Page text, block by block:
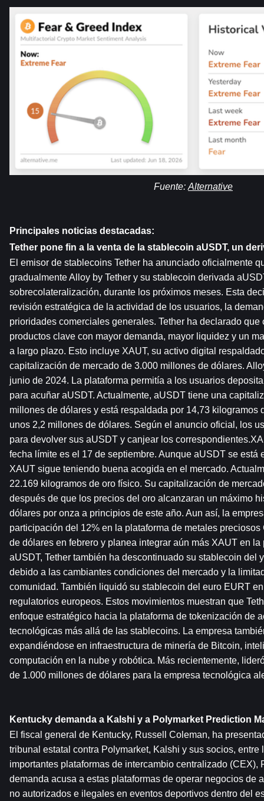
Fuente: Alternative
Principales noticias destacadas:
Tether pone fin a la venta de la stablecoin aUSDT, un
El emisor de stablecoins Tether ha anunciado oficialmente
gradualmente Alloy by Tether y su stablecoin derivada
sobrecolateralización, durante los próximos meses. Esta
revisión estratégica de la actividad de los usuarios, la
prioridades comerciales generales. Tether ha declarado que
productos clave con mayor demanda, mayor liquidez y un
a largo plazo. Esto incluye XAUT, su activo digital
capitalización de mercado de 3.000 millones de dólares.
junio de 2024. La plataforma permitía a los usuarios
para acuñar aUSDT. Actualmente, aUSDT tiene una
millones de dólares y está respaldada por 14,73 kilogramos
unos 2,2 millones de dólares. Según el anuncio oficial, los
para devolver sus aUSDT y canjear los
fecha límite es el 17 de septiembre. Aunque aUSDT se está
XAUT sigue teniendo buena acogida en el mercado.
22.169 kilogramos de oro físico. Su capitalización de
después de que los precios del oro alcanzaran un máximo
dólares por onza a principios de este año. Aun así, la
participación del 12% en la plataforma de metales
de dólares en febrero y planea integrar aún más XAUT en la
aUSDT, Tether también ha descontinuado su stablecoin del
debido a las cambiantes condiciones del mercado y la
comunidad. También liquidó su stablecoin del euro EURT
regulatorios europeos. Estos movimientos muestran que
enfoque estratégico hacia la plataforma de tokenización de
tecnológicas más allá de las stablecoins. La empresa
expandiéndose en infraestructura de minería de Bitcoin,
computación en la nube y robótica. Más recientemente,
de 1.000 millones de dólares para la empresa tecnológica
Kentucky demanda a Kalshi y a Polymarket Prediction
El fiscal general de Kentucky, Russell Coleman, ha
tribunal estatal contra Polymarket, Kalshi y sus socios, entre
importantes plataformas de intercambio centralizado (CEX),
demanda acusa a estas plataformas de operar negocios de
no autorizados e ilegales en eventos deportivos dentro del